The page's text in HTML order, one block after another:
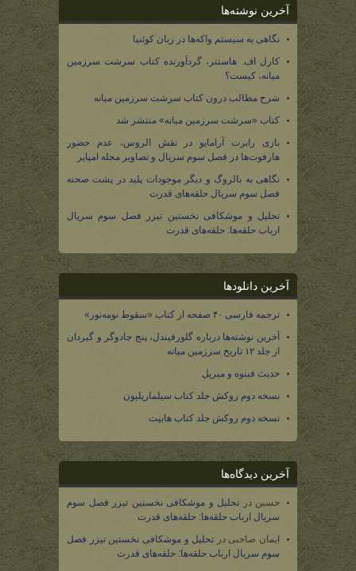
آخرین نوشته‌ها
نگاهی به سیستم واکه‌ها در زبان کوئنیا
کارل اف. هاستتر، گردآورنده کتاب سرشت سرزمین
میانه، کیست؟
شرح مطالب درون کتاب سرشت سرزمین میانه
کتاب «سرشت سرزمین میانه» منتشر شد
بازی رابرت آرامایو در نقش الروس، عدم حضور
هارفوت‌ها در فصل سوم سریال و تصاویر مجله امپایر
نگاهی به بالروگ و دیگر موجودات پلید در پشت صحنه
فصل سوم سریال حلقه‌های قدرت
تحلیل و موشکافی نخستین تیزر فصل سوم سریال
ارباب حلقه‌ها: حلقه‌های قدرت
آخرین دانلودها
ترجمه فارسی ۴۰ صفحه از کتاب «سقوط نومه‌نور»
آخرین نوشته‌ها درباره گلورفیندل، پنج جادوگر و گیردان
از جلد ۱۲ تاریخ سرزمین میانه
حدیث فینوه و میریل
نسخه دوم روکش جلد کتاب سیلماریلیون
نسخه دوم روکش جلد کتاب هابیت
آخرین دیدگاه‌ها
حسین در تحلیل و موشکافی نخستین تیزر فصل سوم
سریال ارباب حلقه‌ها: حلقه‌های قدرت
ایمان صاحبی در تحلیل و موشکافی نخستین تیزر فصل
سوم سریال ارباب حلقه‌ها: حلقه‌های قدرت